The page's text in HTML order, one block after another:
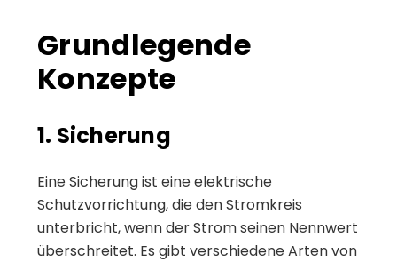
Grundlegende
Konzepte
1. Sicherung
Eine Sicherung ist eine elektrische
Schutzvorrichtung, die den Stromkreis
unterbricht, wenn der Strom seinen Nennwert
überschreitet. Es gibt verschiedene Arten von